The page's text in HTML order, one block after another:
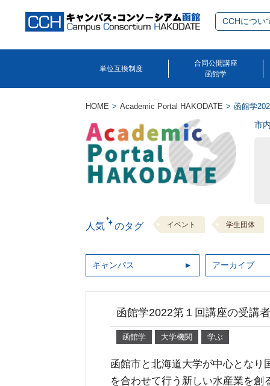
CCHについ
単位互換制度
合同公開講座
函館学
HOME Academic Portal HAKODATE 函館学
市
人気 のタグ イベント 学生団体
キャンパス アーカイブ
函館学2022第１回講座の受講
函館学 大学機関 学ぶ
函館市と北海道大学が中心となり
を合わせて行う新しい水産業を